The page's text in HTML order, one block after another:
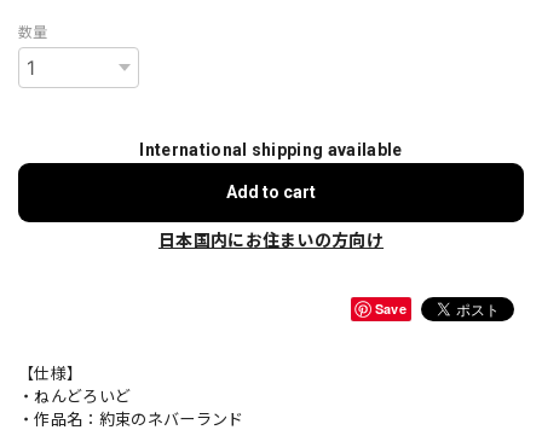
数量
International shipping available
Add to cart
日本国内にお住まいの方向け
Save
【仕様】
・ねんどろいど
・作品名：約束のネバーランド